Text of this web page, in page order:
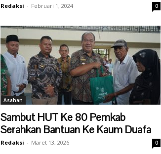
Redaksi - Februari 1, 2024 0
Asahan
Sambut HUT Ke 80 Pemkab
Serahkan Bantuan Ke Kaum Duafa
Redaksi - Maret 13, 2026 0